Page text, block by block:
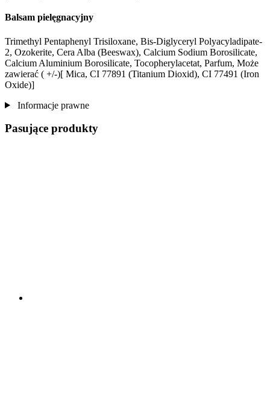
Balsam pielęgnacyjny
Trimethyl Pentaphenyl Trisiloxane, Bis-Diglyceryl Polyacyladipate-
2, Ozokerite, Cera Alba (Beeswax), Calcium Sodium Borosilicate,
Calcium Aluminium Borosilicate, Tocopherylacetat, Parfum, Może
zawierać ( +/-)[ Mica, CI 77891 (Titanium Dioxid), CI 77491 (Iron
Oxide)]
Informacje prawne
Pasujące produkty